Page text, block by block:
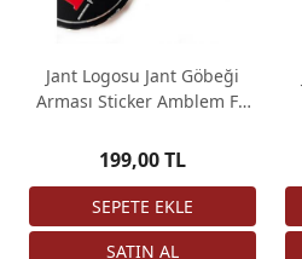
Jant Logosu Jant Göbeği
Arması Sticker Amblem F1
199,00 TL